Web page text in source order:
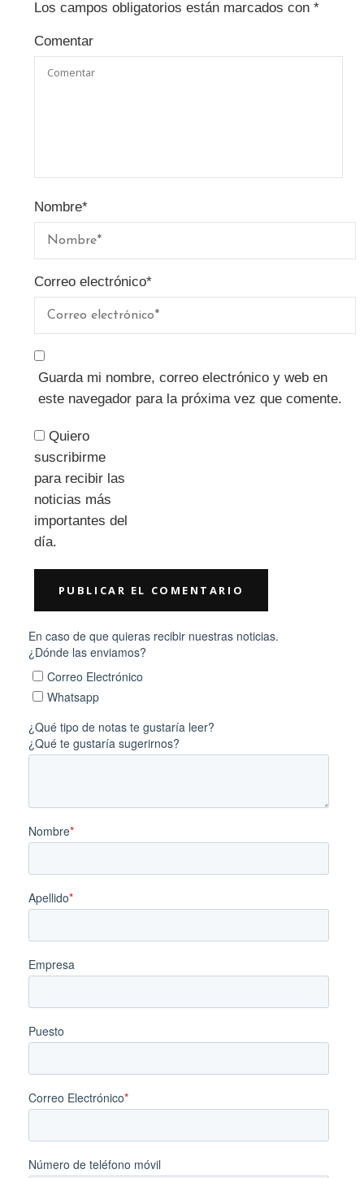
Los campos obligatorios están marcados con *
Comentar
Nombre*
Correo electrónico*
Guarda mi nombre, correo electrónico y web en
este navegador para la próxima vez que comente.
Quiero
suscribirme
para recibir las
noticias más
importantes del
día.